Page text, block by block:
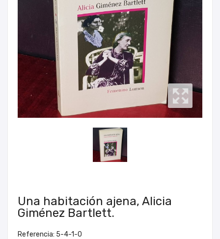
Una habitación ajena, Alicia
Giménez Bartlett.
Referencia: 5-4-1-0